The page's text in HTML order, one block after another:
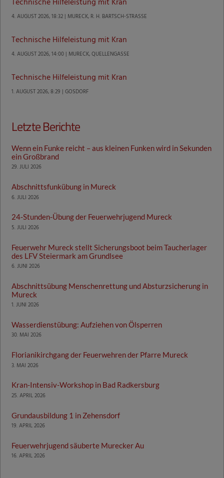
4. AUGUST 2026, 18:32 | MURECK, R. H. BARTSCH-STRASSE
Technische Hilfeleistung mit Kran
4. AUGUST 2026, 14:00 | MURECK, QUELLENGASSE
Technische Hilfeleistung mit Kran
1. AUGUST 2026, 8:29 | GOSDORF
Letzte Berichte
Wenn ein Funke reicht – aus kleinen Funken wird in Sekunden
ein Großbrand
29. JULI 2026
Abschnittsfunkübung in Mureck
6. JULI 2026
24-Stunden-Übung der Feuerwehrjugend Mureck
5. JULI 2026
Feuerwehr Mureck stellt Sicherungsboot beim Taucherlager
des LFV Steiermark am Grundlsee
6. JUNI 2026
Abschnittsübung Menschenrettung und Absturzsicherung in
Mureck
1. JUNI 2026
Wasserdienstübung: Aufziehen von Ölsperren
30. MAI 2026
Florianikirchgang der Feuerwehren der Pfarre Mureck
3. MAI 2026
Kran-Intensiv-Workshop in Bad Radkersburg
25. APRIL 2026
Grundausbildung 1 in Zehensdorf
19. APRIL 2026
Feuerwehrjugend säuberte Murecker Au
16. APRIL 2026